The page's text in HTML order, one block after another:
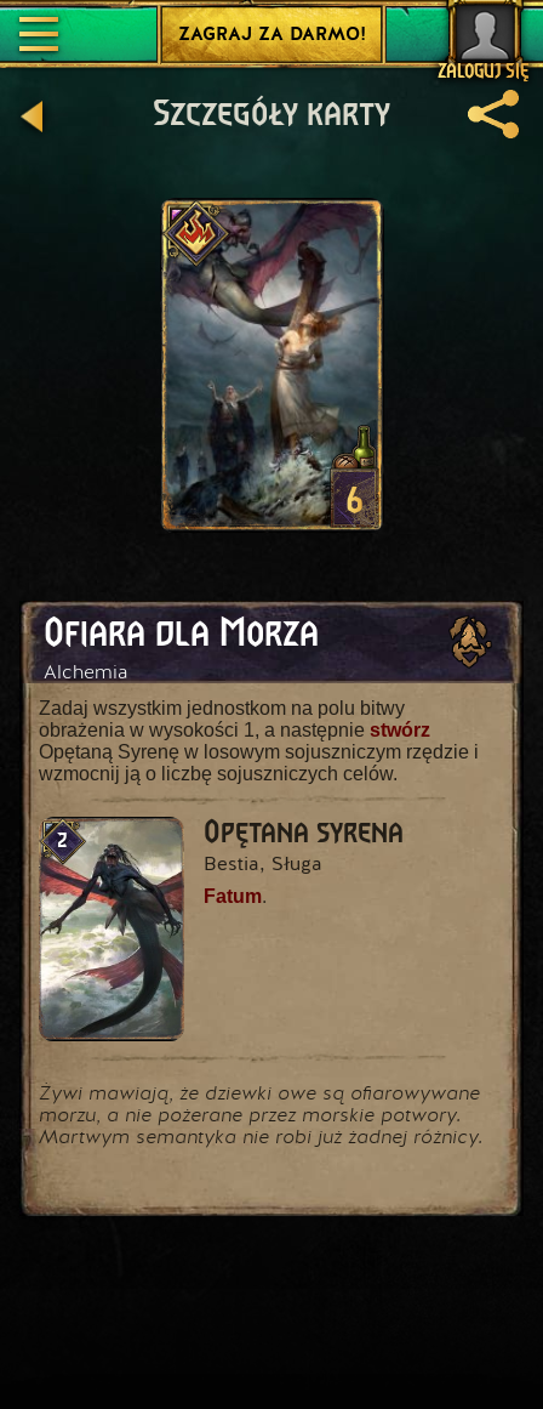
ZALOGUJ SIĘ
ZAGRAJ ZA DARMO!
Szczegóły karty
6
Ofiara dla Morza
Alchemia
Zadaj wszystkim jednostkom na polu bitwy
obrażenia w wysokości 1, a następnie stwórz
Opętaną Syrenę w losowym sojuszniczym rzędzie i
wzmocnij ją o liczbę sojuszniczych celów.
2 Opętana syrena
Bestia, Sługa
Fatum.
Żywi mawiają, że dziewki owe są ofiarowywane
morzu, a nie pożerane przez morskie potwory.
Martwym semantyka nie robi już żadnej różnicy.